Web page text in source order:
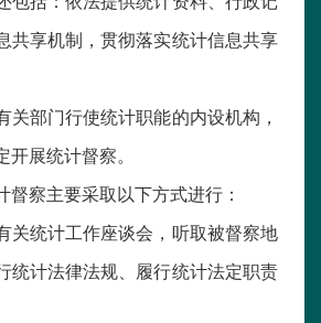
共享机制，贯彻落实统计信息共享
关部门行使统计职能的内设机构，
展统计督察。
察主要采取以下方式进行：
关统计工作座谈会，听取被督察地
统计法律法规、履行统计法定职责